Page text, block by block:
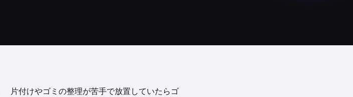
片付けやゴミの整理が苦手で放置していたらゴ